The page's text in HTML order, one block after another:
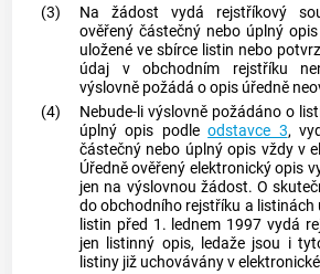
(3)
Na žádost vydá rejstříkový
ověřený částečný nebo úplný
uložené ve sbírce listin nebo
údaj v obchodním rejstříku
výslovně požádá o opis úředně
(4)
Nebude-li výslovně požádáno o
úplný opis podleodstavce 3,
částečný nebo úplný opis vždy v
Úředně ověřený elektronický opis
jen na výslovnou žádost. O
do obchodního rejstříku a listinách
listin před 1. lednem 1997 vydá
jen listinný opis, ledaže jsou i
listiny již uchovávány v